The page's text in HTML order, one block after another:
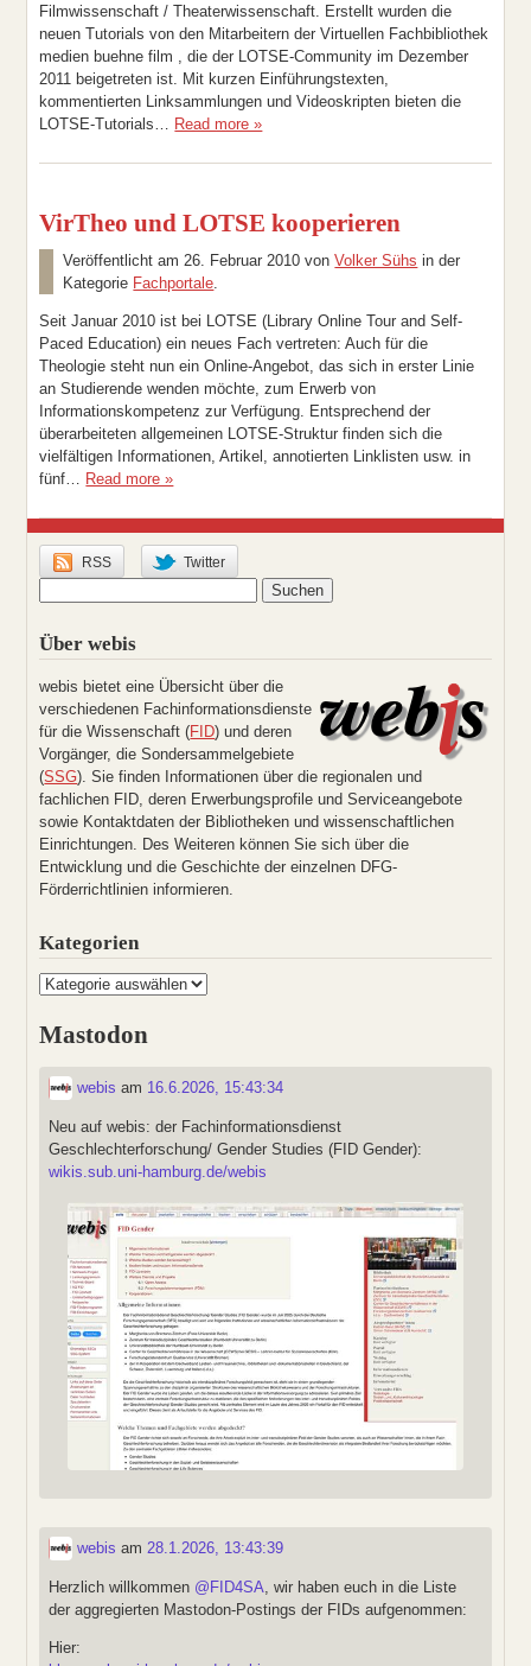
Filmwissenschaft / Theaterwissenschaft. Erstellt wurden die
neuen Tutorials von den Mitarbeitern der Virtuellen Fachbibliothek
medien buehne film , die der LOTSE-Community im Dezember
2011 beigetreten ist. Mit kurzen Einführungstexten,
kommentierten Linksammlungen und Videoskripten bieten die
LOTSE-Tutorials…
Read more »
VirTheo und LOTSE kooperieren
Veröffentlicht am 26. Februar 2010 vonVolker Sühs in der
Kategorie Fachportale
Seit Januar 2010 ist bei LOTSE (Library Online Tour and Self-
Paced Education) ein neues Fach vertreten: Auch für die
Theologie steht nun ein Online-Angebot, das sich in erster Linie
an Studierende wenden möchte, zum Erwerb von
Informationskompetenz zur Verfügung. Entsprechend der
überarbeiteten allgemeinen LOTSE-Struktur finden sich die
vielfältigen Informationen, Artikel, annotierten Linklisten usw. in
fünf… Read more »
RSS Twitter
Über webis
webis bietet eine Übersicht über die
verschiedenen Fachinformationsdienste
für die Wissenschaft (FID) und deren
Vorgänger, die Sondersammelgebiete
(SSG). Sie finden Informationen über die regionalen und
fachlichen FID, deren Erwerbungsprofile und Serviceangebote
sowie Kontaktdaten der Bibliotheken und wissenschaftlichen
Einrichtungen. Des Weiteren können Sie sich über die
Entwicklung und die Geschichte der einzelnen DFG-
Förderrichtlinien informieren.
Kategorien
Kategorien
Mastodon
webis am 16.6.2026, 15:43:34
Neu auf webis: der Fachinformationsdienst
Geschlechterforschung/ Gender Studies (FID Gender):
wikis.sub.uni-hamburg.de/webis
webis am 28.1.2026, 13:43:39
Herzlich willkommen @FID4SA , wir haben euch in die Liste
der aggregierten Mastodon-Postings der FIDs aufgenommen:
Hier: